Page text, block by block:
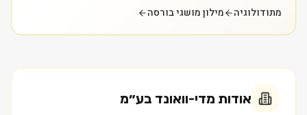
מתודולוגיה מילון מושגי בורסה
אודות מדי-וואונד בע״מ